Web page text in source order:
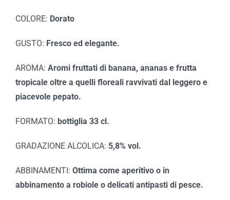
COLORE: Dorato
GUSTO: Fresco ed elegante.
AROMA: Aromi fruttati di banana, ananas e frutta
tropicale oltre a quelli floreali ravvivati dal leggero e
piacevole pepato.
FORMATO: bottiglia 33 cl.
GRADAZIONE ALCOLICA: 5,8% vol.
ABBINAMENTI: Ottima come aperitivo o in
abbinamento a robiole o delicati antipasti di pesce.